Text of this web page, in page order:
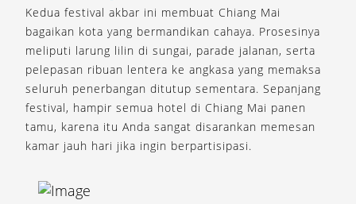
Kedua festival akbar ini membuat Chiang Mai
bagaikan kota yang bermandikan cahaya. Prosesinya
meliputi larung lilin di sungai, parade jalanan, serta
pelepasan ribuan lentera ke angkasa yang memaksa
seluruh penerbangan ditutup sementara. Sepanjang
festival, hampir semua hotel di Chiang Mai panen
tamu, karena itu Anda sangat disarankan memesan
kamar jauh hari jika ingin berpartisipasi.